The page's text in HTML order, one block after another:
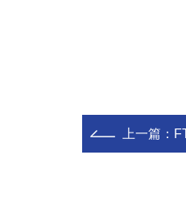
上一篇：